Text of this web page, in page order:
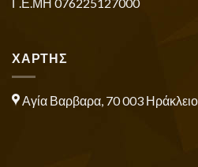
ΧΑΡΤΗΣ
Αγία Βαρβαρα, 70 003